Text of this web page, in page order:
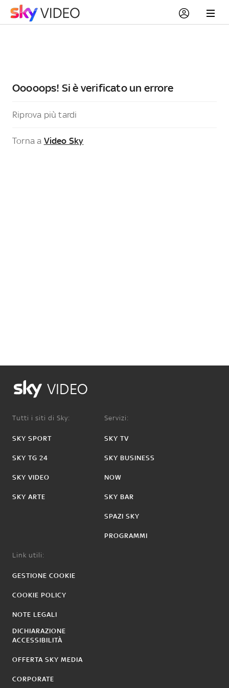
Ooooops! Si è verificato un errore
Riprova più tardi
Torna a Video Sky
VIDEO
Tutti i siti di Sky:
SKY SPORT
SKY TG 24
SKY VIDEO
SKY ARTE
Servizi:
SKY TV
SKY BUSINESS
NOW
SKY BAR
SPAZI SKY
PROGRAMMI
Link utili:
GESTIONE COOKIE
COOKIE POLICY
NOTE LEGALI
DICHIARAZIONE
ACCESSIBILITÀ
OFFERTA SKY MEDIA
CORPORATE